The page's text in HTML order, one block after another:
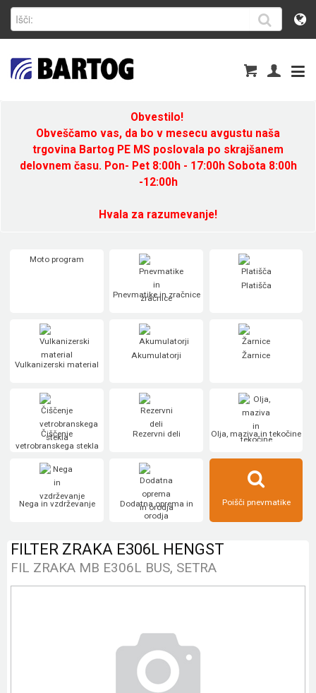
Obvestilo!
Obveščamo vas, da bo v mesecu avgustu naša
trgovina Bartog PE MS poslovala po skrajšanem
delovnem času. Pon- Pet 8:00h - 17:00h Sobota 8:00h
-12:00h
Hvala za razumevanje!
Moto program
Pnevmatike in zračnice
Platišča
Vulkanizerski material
Akumulatorji Žarnice
Čiščenje
vetrobranskega stekla
Rezervni deli Olja, maziva in tekočine
Nega in vzdrževanje
Dodatna oprema in
orodja
Poišči pnevmatike
FILTER ZRAKA E306L HENGST
FIL ZRAKA MB E306L BUS, SETRA